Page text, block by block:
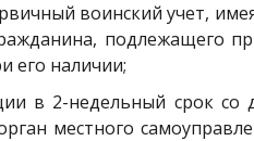
воинский учет,
подлежащего
его наличии;
в 2-недельный срок со
местного